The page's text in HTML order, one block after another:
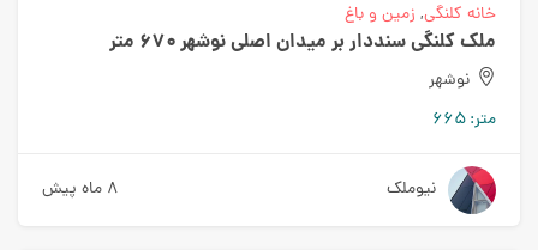
خانه کلنگی, زمین و باغ
ملک کلنگی سنددار بر میدان اصلی نوشهر ۶۷۰ متر
نوشهر
متر:۶۶۵
نیوملک ۸ ماه پیش